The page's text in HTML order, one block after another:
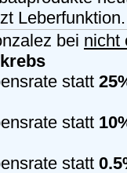
bei nicht
statt
statt
statt